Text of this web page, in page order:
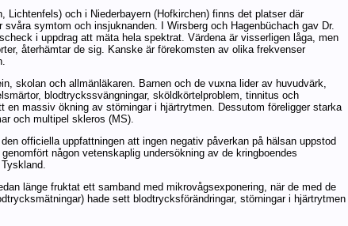
Lichtenfels) och i Niederbayern (Hofkirchen) finns det platser där
symtom och insjuknanden. I Wirsberg och Hagenbüchach gav Dr.
i uppdrag att mäta hela spektrat. Värdena är visserligen låga, men
återhämtar de sig. Kanske är förekomsten av olika frekvenser
skolan och allmänläkaren. Barnen och de vuxna lider av huvudvärk,
blodtryckssvängningar, sköldkörtelproblem, tinnitus och
en massiv ökning av störningar i hjärtrytmen. Dessutom föreligger starka
och multipel skleros (MS).
officiella uppfattningen att ingen negativ påverkan på hälsan uppstod
någon vetenskaplig undersökning av de kringboendes
länge fruktat ett samband med mikrovågsexponering, när de med de
hade sett blodtrycksförändringar, störningar i hjärtrytmen